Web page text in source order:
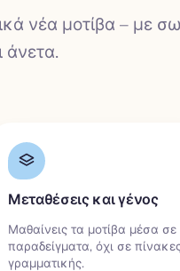
νέα μοτίβα – με
άνετα.
Μεταθέσεις και γένος
Μαθαίνεις τα μοτίβα μέσα σε
παραδείγματα, όχι σε
γραμματικής.